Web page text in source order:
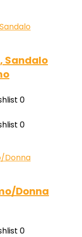
Sandalo
0
0
Donna
0